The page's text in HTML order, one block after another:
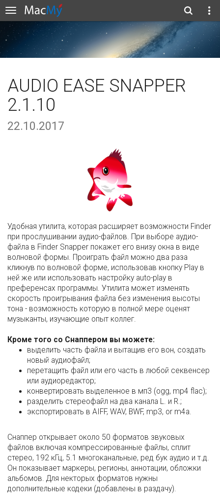
AUDIO EASE SNAPPER
2.1.10
22.10.2017
Удобная утилита, которая расширяет возможности Finder
при прослушивании аудио-файлов. При выборе аудио-
файла в Finder Snapper покажет его внизу окна в виде
волновой формы. Проиграть файл можно два раза
кликнув по волновой форме, использовав кнопку Play в
ней же или использовать настройку auto-play в
преференсах программы. Утилита может изменять
скорость проигрывания файла без изменения высоты
тона - возможность которую в полной мере оценят
музыканты, изучающие опыт коллег.
Кроме того со Снаппером вы можете:
выделить часть файла и вытащив его вон, создать
новый аудиофайл;
перетащить файл или его часть в любой секвенсер
или аудиоредактор;
конвертировать выделенное в мп3 (ogg, mp4 flac);
разделить стереофайл на два канала L. и R.;
экспортировать в AIFF, WAV, BWF, mp3, or m4a.
Снаппер открывает около 50 форматов звуковых
файлов включая компрессированные файлы, сплит
стерео, 192 кГц, 5.1 многоканальные, ред бук аудио и т.д.
Он показывает маркеры, регионы, аннотации, обложки
альбомов. Для некторых форматов нужны
дополнительные кодеки (добавлены в раздачу).